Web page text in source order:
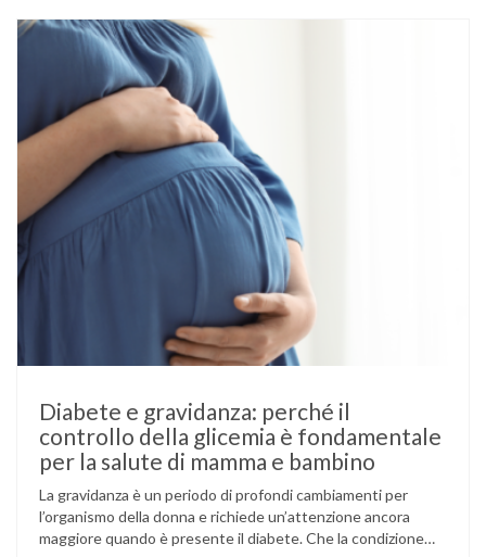
Diabete e gravidanza: perché il
controllo della glicemia è fondamentale
per la salute di mamma e bambino
La gravidanza è un periodo di profondi cambiamenti per
l’organismo della donna e richiede un’attenzione ancora
maggiore quando è presente il diabete. Che la condizione